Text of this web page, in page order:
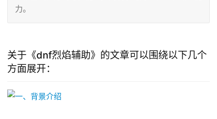
力。
关于《dnf烈焰辅助》的文章可以围绕以下几个
方面展开：